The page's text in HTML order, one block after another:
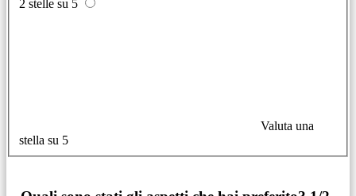
2 stelle su 5
Valuta una
stella su 5